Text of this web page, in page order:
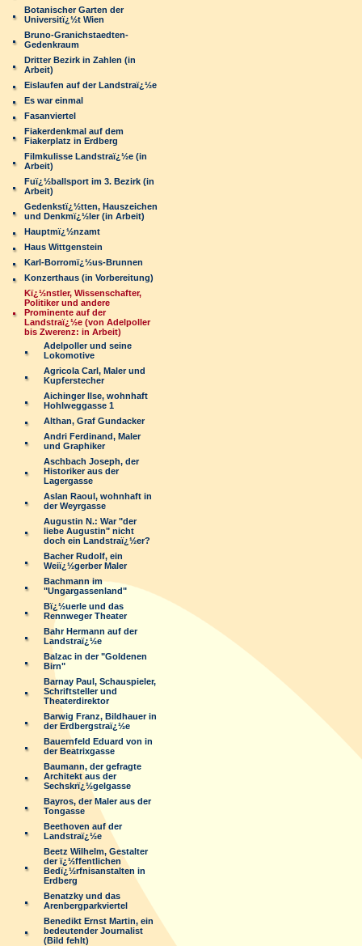
Botanischer Garten der
Universitï¿½t Wien
Bruno-Granichstaedten-
Gedenkraum
Dritter Bezirk in Zahlen (in
Arbeit)
Eislaufen auf der Landstraï¿½e
Es war einmal
Fasanviertel
Fiakerdenkmal auf dem
Fiakerplatz in Erdberg
Filmkulisse Landstraï¿½e (in
Arbeit)
Fuï¿½ballsport im 3. Bezirk (in
Arbeit)
Gedenkstï¿½tten, Hauszeichen
und Denkmï¿½ler (in Arbeit)
Hauptmï¿½nzamt
Haus Wittgenstein
Karl-Borromï¿½us-Brunnen
Konzerthaus (in Vorbereitung)
Kï¿½nstler, Wissenschafter,
Politiker und andere
Prominente auf der
Landstraï¿½e (von Adelpoller
bis Zwerenz: in Arbeit)
Adelpoller und seine
Lokomotive
Agricola Carl, Maler und
Kupferstecher
Aichinger Ilse, wohnhaft
Hohlweggasse 1
Althan, Graf Gundacker
Andri Ferdinand, Maler
und Graphiker
Aschbach Joseph, der
Historiker aus der
Lagergasse
Aslan Raoul, wohnhaft in
der Weyrgasse
Augustin N.: War "der
liebe Augustin" nicht
doch ein Landstraï¿½er?
Bacher Rudolf, ein
Weiï¿½gerber Maler
Bachmann im
"Ungargassenland"
Bï¿½uerle und das
Rennweger Theater
Bahr Hermann auf der
Landstraï¿½e
Balzac in der "Goldenen
Birn"
Barnay Paul, Schauspieler,
Schriftsteller und
Theaterdirektor
Barwig Franz, Bildhauer in
der Erdbergstraï¿½e
Bauernfeld Eduard von in
der Beatrixgasse
Baumann, der gefragte
Architekt aus der
Sechskrï¿½gelgasse
Bayros, der Maler aus der
Tongasse
Beethoven auf der
Landstraï¿½e
Beetz Wilhelm, Gestalter
der ï¿½ffentlichen
Bedï¿½rfnisanstalten in
Erdberg
Benatzky und das
Arenbergparkviertel
Benedikt Ernst Martin, ein
bedeutender Journalist
(Bild fehlt)